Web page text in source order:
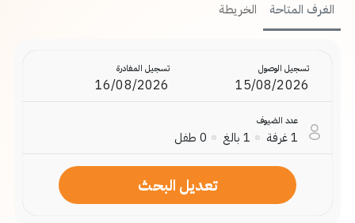
الغرف المتاحة الخريطة
تسجيل الوصول تسجيل المغادرة
عدد الضيوف
1غرفة 1 بالغ 0 طفل
تعديل البحث